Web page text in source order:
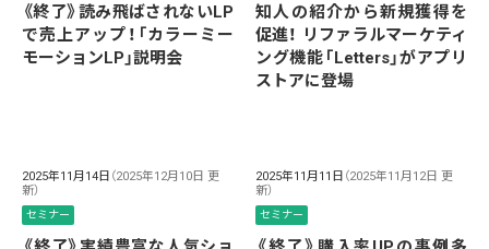
《終了》読み飛ばされないLP
で売上アップ！「カラーミー
モーションLP」説明会
知人の紹介から新規獲得を
促進！ リファラルマーケティ
ング機能「Letters」がアプリ
ストアに登場
2025年11月14日 （2025年12月10日 更
新）
セミナー
2025年11月11日 （2025年11月12日 更
新）
セミナー